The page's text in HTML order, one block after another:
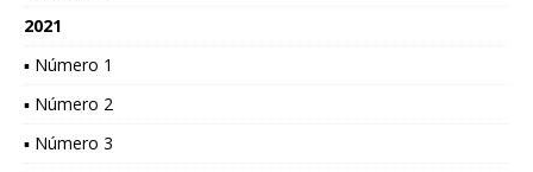
2021
▪ Número 1
▪ Número 2
▪ Número 3